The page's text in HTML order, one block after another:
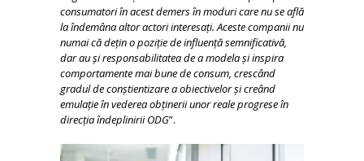
consumatori în acest demers în moduri care nu se află
la îndemâna altor actori interesați. Aceste companii nu
numai că dețin o poziție de influență semnificativă,
dar au și responsabilitatea de a modela și inspira
comportamente mai bune de consum, crescând
gradul de conștientizare a obiectivelor și creând
emulație în vederea obținerii unor reale progrese în
direcția îndeplinirii ODG”.